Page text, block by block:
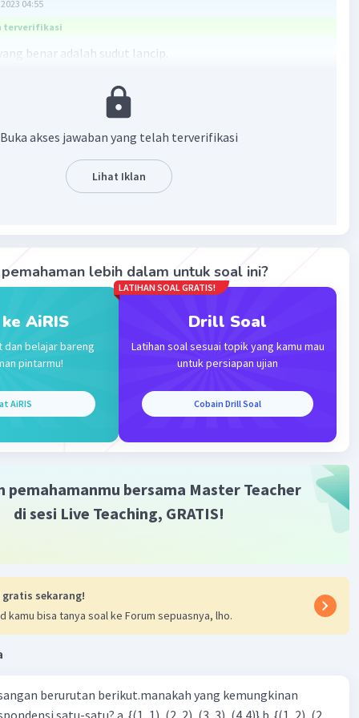
04:55
terverifikasi
benar adalah sudut lancip.
siku besarnya adalah 90°.
lancip besarnya antara 0° sampai 90°.
tumpul besarnya antara 90° sampai 180°.
antarsatu jam = 360°/12 = 30°.
sudutnya 30°, maka jenis sudutnya adalah sudut lancip.
adalah sudut lancip.
·0.0(0) Balas
Iklan
Buka akses jawaban yang telah terverifikasi
Lihat Iklan
lebih dalam untuk soal ini?
AiRIS
dan belajar bareng
pintarmu!
AiRIS
LATIHAN SOAL GRATIS!
Drill Soal
Latihan soal sesuai topik yang kamu mau
untuk persiapan ujian
Cobain Drill Soal
pemahamanmu bersama Master Teacher
di sesi Live Teaching, GRATIS!
gratis sekarang!
kamu bisa tanya soal ke Forum sepuasnya, lho.
berurutan berikut.manakah yang kemungkinan